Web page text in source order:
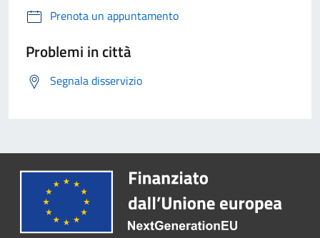
Prenota un appuntamento
Problemi in città
Segnala disservizio